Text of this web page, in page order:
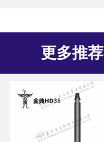
更多推荐